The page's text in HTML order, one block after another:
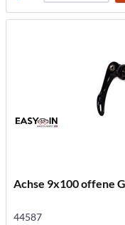
Achse 9x100 offene
44587